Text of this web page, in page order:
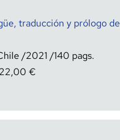
traducción y prólogo de
2021 140
22,00 €